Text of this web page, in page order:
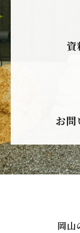
資
お問
岡山